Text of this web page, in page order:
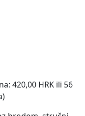
420,00 HRK ili 56